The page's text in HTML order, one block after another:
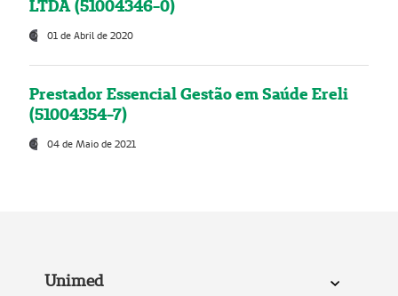
LTDA (51004346-0)
01 de Abril de 2020
Prestador Essencial Gestão em Saúde Ereli
(51004354-7)
04 de Maio de 2021
Unimed